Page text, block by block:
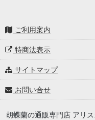
ご利用案内
特商法表示
サイトマップ
お問い合せ
胡蝶蘭の通販専門店 アリ